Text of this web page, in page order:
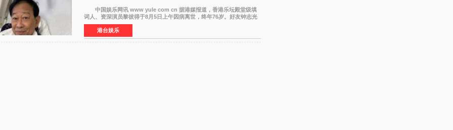
中国娱乐网讯 www yule com cn 据港媒报道，香港乐坛殿堂级填
词人、资深演员黎彼得于8月5日上午因病离世，终年76岁。好友钟志光
透露，黎彼得今年3月中风后便卧床休养，身体机能持续衰退，最
港台娱乐